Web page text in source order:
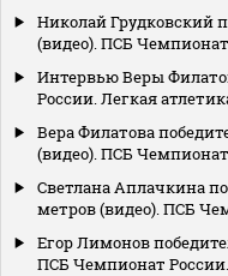
Николай Грудковский
(видео). ПСБ
Интервью Веры
России. Легкая
Вера Филатова
(видео). ПСБ
Светлана Аплачкина
метров (видео). ПСБ
Егор Лимонов
ПСБ Чемпионат